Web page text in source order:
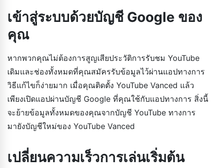
เข้าสู่ระบบด้วยบัญชี Google ของ
คุณ
หากพวกคุณไม่ต้องการสูญเสียประวัติการรับชม YouTube
เดิมและช่องทั้งหมดที่คุณสมัครรับข้อมูลไว้ผ่านแอปทางการ
วิธีแก้ไขก็ง่ายมาก เมื่อคุณติดตั้ง YouTube Vanced แล้ว
เพียงเปิดแอปผ่านบัญชี Google ที่คุณใช้กับแอปทางการ สิ่งนี้
จะย้ายข้อมูลทั้งหมดของคุณจากบัญชี YouTube ทางการ
มายังบัญชีใหม่ของ YouTube Vanced
เปลี่ยนความเร็วการเล่นเริ่มต้น